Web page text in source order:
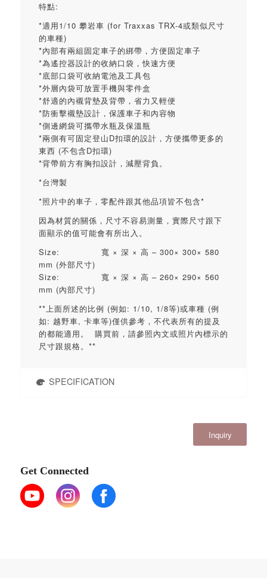
特點:
*適用1/10 攀岩車 (for Traxxas TRX-4或類似尺寸
的車種)
*內部有兩組固定車子的綁帶，方便固定車子
*為遙控器設計的收納口袋，快速方便
*底部口袋可收納電池及工具包
*外層內袋可放置手機與零件盒
*舒適的內襯背墊及背帶，省力又輕便
*防衝擊襯墊設計，保護車子和內容物
*側邊網袋可攜帶水瓶及保溫瓶
*兩側有可固定登山D扣環的設計，方便攜帶更多的
東西 (不包含D扣環)
*背帶前方有胸扣設計，減壓背負。
*台灣製
*照片中的車子，零配件跟其他品項皆不包含*
因為材質的關係，尺寸不容易測量，實際尺寸跟下
面顯示的值可能會有所出入。
Size: 寬 × 深 × 高 – 300× 300× 580
mm (外部尺寸)
Size: 寬 × 深 × 高 – 260× 290× 560
mm (內部尺寸)
**上面所述的比例 (例如: 1/10, 1/8等)或車種 (例
如: 越野車, 卡車等)僅供參考，不代表所有的提及
的都能適用。 購買前，請參照內文或照片內標示的
尺寸跟規格。**
SPECIFICATION
Inquiry
Get Connected